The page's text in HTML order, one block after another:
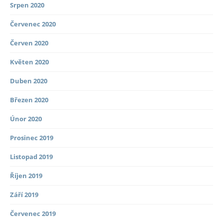
Srpen 2020
Červenec 2020
Červen 2020
Květen 2020
Duben 2020
Březen 2020
Únor 2020
Prosinec 2019
Listopad 2019
Říjen 2019
Září 2019
Červenec 2019